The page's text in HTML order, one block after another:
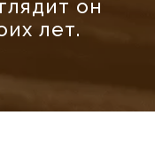
он
лет.